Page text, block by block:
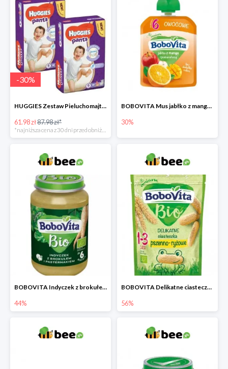
-30%
HUGGIES Zestaw Pieluchomajtki Jumbo 6 Uni ND High PANTS (15-25 kg) 2 x 30 szt. -30%
61.98 zł87.98 zł*
*najniższa cena z 30 dni przed obniżką
BOBOVITA Mus jabłko z mango i pomarańczą
30%
BOBOVITA Indyczek z brokułem i pasternakiem
44%
BOBOVITA Delikatne ciasteczka pszenno-ryżowe
56%